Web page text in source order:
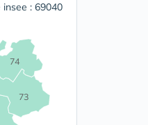
insee : 69040
73
74